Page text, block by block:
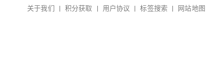
关于我们
积分获取 用户协议 标签搜索 网站地图